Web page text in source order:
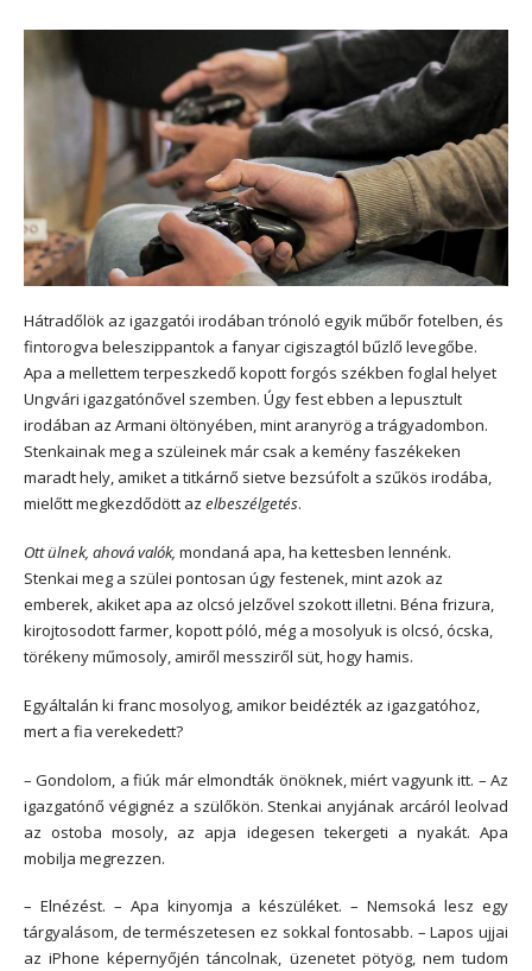
Hátradőlök az igazgatói irodában trónoló egyik műbőr fotelben, és
fintorogva beleszippantok a fanyar cigiszagtól bűzlő levegőbe.
Apa a mellettem terpeszkedő kopott forgós székben foglal helyet
Ungvári igazgatónővel szemben. Úgy fest ebben a lepusztult
irodában az Armani öltönyében, mint aranyrög a trágyadombon.
Stenkainak meg a szüleinek már csak a kemény faszékeken
maradt hely, amiket a titkárnő sietve bezsúfolt a szűkös irodába,
mielőtt megkezdődött az elbeszélgetés.
Ott ülnek, ahová valók, mondaná apa, ha kettesben lennénk.
Stenkai meg a szülei pontosan úgy festenek, mint azok az
emberek, akiket apa az olcsó jelzővel szokott illetni. Béna frizura,
kirojtosodott farmer, kopott póló, még a mosolyuk is olcsó, ócska,
törékeny műmosoly, amiről messziről süt, hogy hamis.
Egyáltalán ki franc mosolyog, amikor beidézték az igazgatóhoz,
mert a fia verekedett?
– Gondolom, a fiúk már elmondták önöknek, miért vagyunk itt. – Az
igazgatónő végignéz a szülőkön. Stenkai anyjának arcáról leolvad
az ostoba mosoly, az apja idegesen tekergeti a nyakát. Apa
mobilja megrezzen.
– Elnézést. – Apa kinyomja a készüléket. – Nemsoká lesz egy
tárgyalásom, de természetesen ez sokkal fontosabb. – Lapos ujjai
az iPhone képernyőjén táncolnak, üzenetet pötyög, nem tudom